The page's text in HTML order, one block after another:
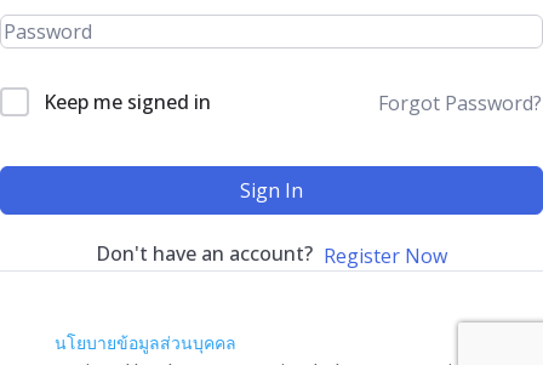
Keep me signed in Forgot Password?
Sign In
Don't have an account? Register Now
นโยบายข้อมูลส่วนบุคคล